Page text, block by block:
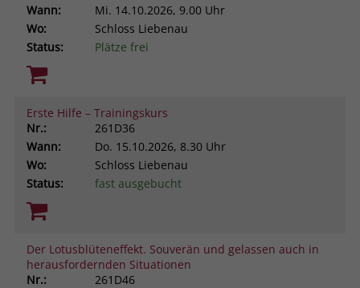
Wann:
Mi. 14.10.2026, 9.00 Uhr
Wo:
Schloss Liebenau
Status:
Plätze frei
Erste Hilfe – Trainingskurs
Nr.:
261D36
Wann:
Do. 15.10.2026, 8.30 Uhr
Wo:
Schloss Liebenau
Status:
fast ausgebucht
Der Lotusblüteneffekt. Souverän und gelassen auch in
herausfordernden Situationen
Nr.:
261D46